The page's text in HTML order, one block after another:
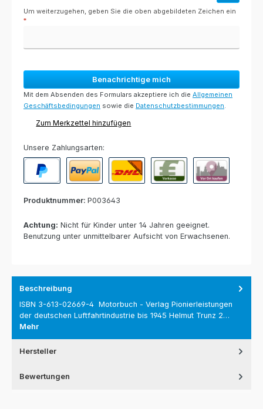
Um weiterzugehen, geben Sie die oben abgebildeten Zeichen ein
*
Benachrichtige mich
Mit dem Absenden des Formulars akzeptiere ich die Allgemeinen
Geschäftsbedingungen sowie die Datenschutzbestimmungen
Zum Merkzettel hinzufügen
Unsere Zahlungsarten:
Produktnummer: P003643
Achtung: Nicht für Kinder unter 14 Jahren geeignet.
Benutzung unter unmittelbarer Aufsicht von Erwachsenen.
Beschreibung
ISBN 3-613-02669-4 Motorbuch - Verlag Pionierleistungen
der deutschen Luftfahrtindustrie bis 1945 Helmut Trunz 2…
Mehr
Hersteller
Bewertungen